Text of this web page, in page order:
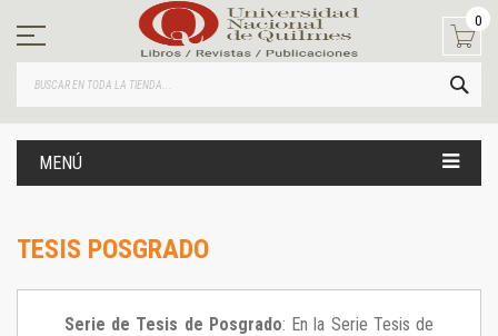
contenido
0
MENÚ
TESIS POSGRADO
Serie de Tesis de Posgrado: En la Serie Tesis de